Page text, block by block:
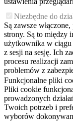
Niezbędne do
Są zawsze
strony. Są to między
użytkownika w ciągu
z sesji na sesję. Ich
procesu realizacji
problemów z
Funkcjonalne pliki
Pliki cookie
prowadzonych
Twoich potrzeb i
wyborów